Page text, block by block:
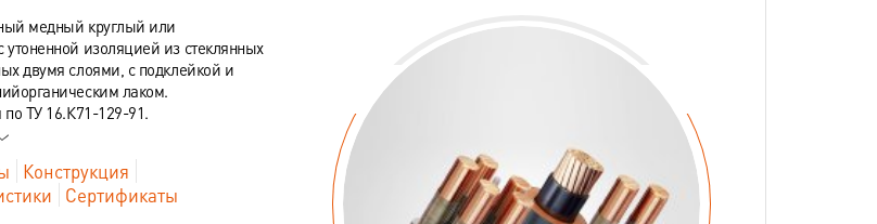
медный круглый или
утоненной изоляцией из стеклянных
двумя слоями, с подклейкой и
лаком.
по ТУ 16.К71-129-91.
Конструкция
Сертификаты